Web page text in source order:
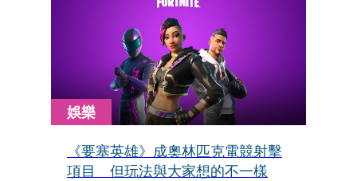
娛樂
《要塞英雄》成奧林匹克電競射擊
項目 但玩法與大家想的不一樣